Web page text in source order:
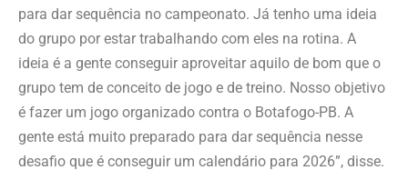
para dar sequência no campeonato. Já tenho uma ideia
do grupo por estar trabalhando com eles na rotina. A
ideia é a gente conseguir aproveitar aquilo de bom que o
grupo tem de conceito de jogo e de treino. Nosso objetivo
é fazer um jogo organizado contra o Botafogo-PB. A
gente está muito preparado para dar sequência nesse
desafio que é conseguir um calendário para 2026”, disse.